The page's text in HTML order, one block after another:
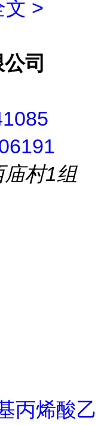
文 >
司
村1组
丙烯酸乙